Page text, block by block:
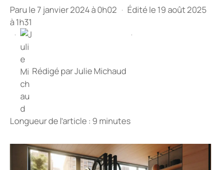
Paru le 7 janvier 2024 à 0h02 · Édité le 19 août 2025
à 1h31
·
Rédigé parJulie Michaud
·
Longueur de l’article : 9 minutes